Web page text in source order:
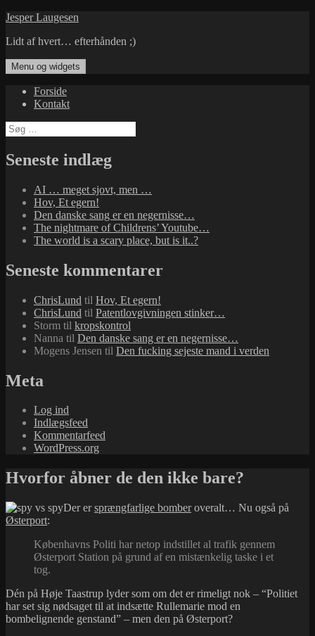
Hop
indhold
Jesper Laugesen
Lidt af hvert… efterhånden ;)
Menu og widgets
Forside
Kontakt
Søg
efter:
Seneste indlæg
AI … meget sjovt, men …
Hov, Et egern!
Den danske sang er en negernisse…
The nightmare of Childrens’ Youtube…
The world is a scary place, but is it..?
Seneste kommentarer
ChrisLund til Hov, Et egern!
ChrisLund til Patentlovgivningen stinker…
Storm til kropskontrol
Nanna til Den danske sang er en negernisse…
Mogens Jensen til Den fucking sejeste mand i verden
Meta
Log ind
Indlægsfeed
Kommentarfeed
WordPress.org
Hvorfor åbner de den ikke bare?
Der ersprængfarlige bomberoveralt… Nu også på
Østerport:
Københavns Politi har netop indstillet al trafik gennem
Østerport Station på grund af en mistænkelig taske i et
tog.
Dén på Høje Taastrup lyder som om det er rimeligt nok – “Politiet
har set sig nødsaget til at indsætte Rullemarie mod en
bombelignende genstand” – men den på Østerport?